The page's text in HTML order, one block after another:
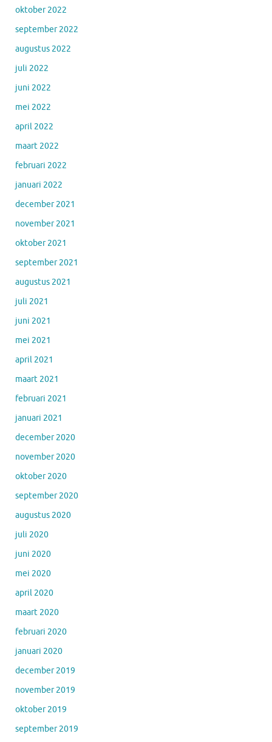
oktober 2022
september 2022
augustus 2022
juli 2022
juni 2022
mei 2022
april 2022
maart 2022
februari 2022
januari 2022
december 2021
november 2021
oktober 2021
september 2021
augustus 2021
juli 2021
juni 2021
mei 2021
april 2021
maart 2021
februari 2021
januari 2021
december 2020
november 2020
oktober 2020
september 2020
augustus 2020
juli 2020
juni 2020
mei 2020
april 2020
maart 2020
februari 2020
januari 2020
december 2019
november 2019
oktober 2019
september 2019